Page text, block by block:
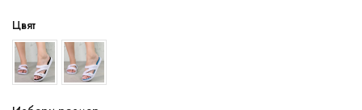
Цвят